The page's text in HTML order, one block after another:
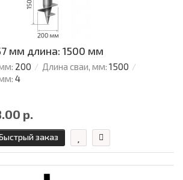
мм длина: 1500 мм
200 Длина сваи, мм: 1500
4
р.
заказ